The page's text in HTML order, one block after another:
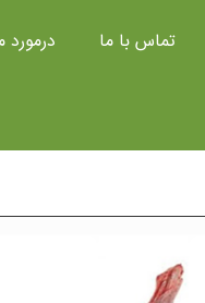
تماس با ما درمورد